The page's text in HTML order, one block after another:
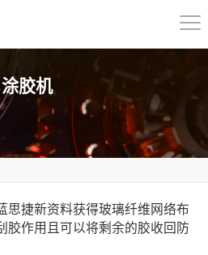
涂胶机
思捷新资料获得玻璃纤维网络布
胶作用且可以将剩余的胶收回防